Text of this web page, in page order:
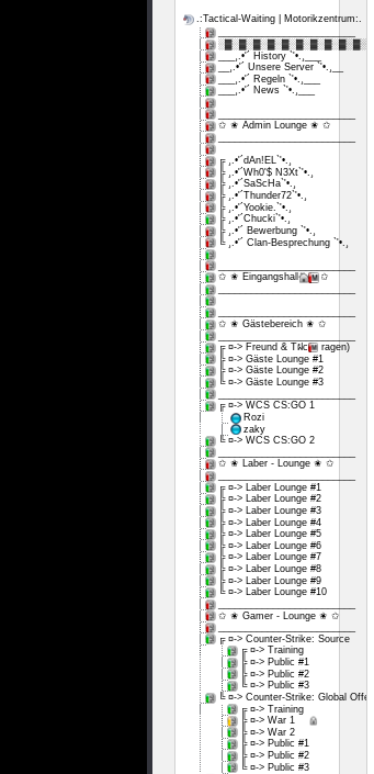
.:Tactical-Waiting | Motorikzentrum:.
░▓░▓░▓░▓░▓░▓░▓░▓░▓░▓░▓
___¸.•'´ History `'•.¸___
__¸.•'´ Unsere Server `'•.¸__
___¸.•'´ Regeln `'•.¸___
___¸.•'´ News `'•.¸___
✩ ✬ Admin Lounge ✬ ✩
╔ ¸.•'´dAn!EL`'•.¸
╠ ¸.•'´Wh0'$ N3Xt`'•.¸
╠ ¸.•'´SaScHa`'•.¸
╠ ¸.•'´Thunder72`'•.¸
╠ ¸.•'´Yookie.`'•.¸
╠ ¸.•'´Chucki`'•.¸
╠ ¸.•'´ Bewerbung `'•.¸
╚ ¸.•'´ Clan-Besprechung `'•.¸
✩ ✬ Eingangshalle ✬ ✩
✩ ✬ Gästebereich ✬ ✩
╔ ¤-> Freund & Tฝc (Fragen)
╠ ¤-> Gäste Lounge #1
╠ ¤-> Gäste Lounge #2
╚ ¤-> Gäste Lounge #3
╔ ¤-> WCS CS:GO 1
Rozi
zaky
╚ ¤-> WCS CS:GO 2
✩ ✬ Laber - Lounge ✬ ✩
╔ ¤-> Laber Lounge #1
╠ ¤-> Laber Lounge #2
╠ ¤-> Laber Lounge #3
╠ ¤-> Laber Lounge #4
╠ ¤-> Laber Lounge #5
╠ ¤-> Laber Lounge #6
╠ ¤-> Laber Lounge #7
╠ ¤-> Laber Lounge #8
╠ ¤-> Laber Lounge #9
╚ ¤-> Laber Lounge #10
✩ ✬ Gamer - Lounge ✬ ✩
╔ ¤-> Counter-Strike: Source
╔ ¤-> Training
╠ ¤-> Public #1
╠ ¤-> Public #2
╚ ¤-> Public #3
╚ ¤-> Counter-Strike: Global
╔ ¤-> Training
╠ ¤-> War 1
╠ ¤-> War 2
╠ ¤-> Public #1
╠ ¤-> Public #2
╚ ¤-> Public #3